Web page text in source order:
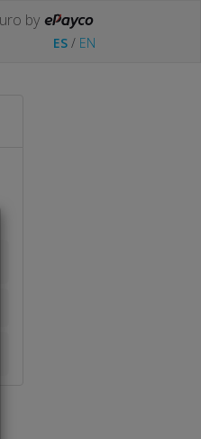
by
ES / EN